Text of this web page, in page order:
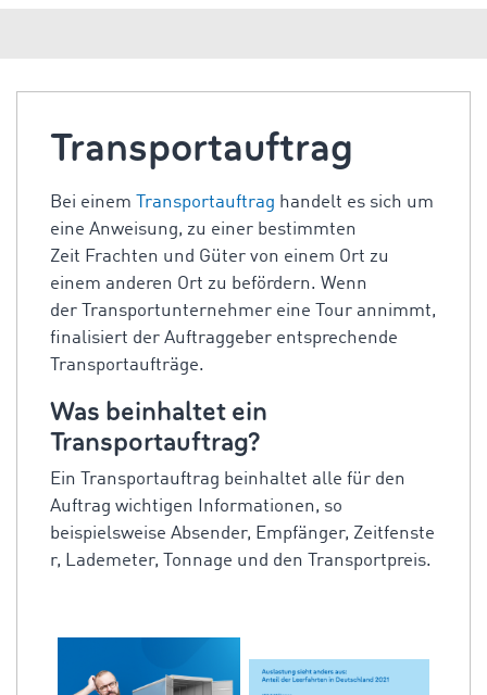
Transportauftrag
Bei einem Transportauftrag handelt es sich um
eine Anweisung, zu einer bestimmten
Zeit Frachten und Güter von einem Ort zu
einem anderen Ort zu befördern. Wenn
der Transportunternehmer eine Tour annimmt,
finalisiert der Auftraggeber entsprechende
Transportaufträge.
Was beinhaltet ein
Transportauftrag?
Ein Transportauftrag beinhaltet alle für den
Auftrag wichtigen Informationen, so
beispielsweise Absender, Empfänger, Zeitfenste
r, Lademeter, Tonnage und den Transportpreis.